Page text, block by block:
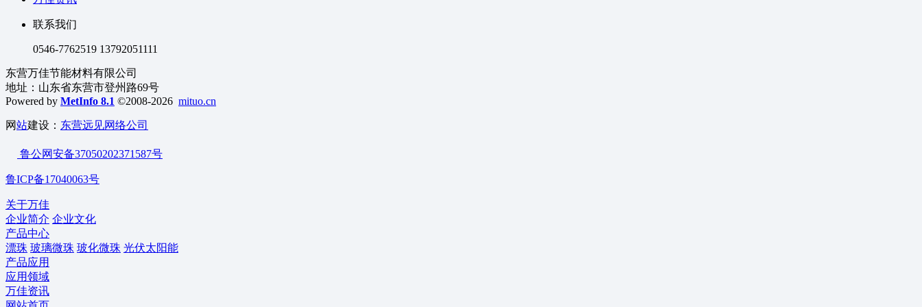
联系我们
0546-7762519 13792051111
东营万佳节能材料有限公司
地址：山东省东营市登州路69号
Powered by MetInfo 8.1 ©2008-2026 mituo.cn
网站建设： 东营远见网络公司
鲁公网安备37050202371587号
鲁ICP备17040063号
关于万佳
企业简介 企业文化
产品中心
漂珠 玻璃微珠 玻化微珠 光伏太阳能
产品应用
应用领域
万佳资讯